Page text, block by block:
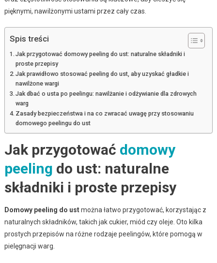
pięknymi, nawilżonymi ustami przez cały czas.
Spis treści
Jak przygotować domowy peeling do ust: naturalne składniki i
proste przepisy
Jak prawidłowo stosować peeling do ust, aby uzyskać gładkie i
nawilżone wargi
Jak dbać o usta po peelingu: nawilżanie i odżywianie dla zdrowych
warg
Zasady bezpieczeństwa i na co zwracać uwagę przy stosowaniu
domowego peelingu do ust
Jak przygotować domowy
peeling do ust: naturalne
składniki i proste przepisy
Domowy peeling do ustmożna łatwo przygotować, korzystając z
naturalnych składników, takich jak cukier, miód czy oleje. Oto kilka
prostych przepisów na różne rodzaje peelingów, które pomogą w
pielęgnacji warg.